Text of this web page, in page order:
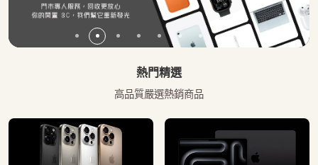
熱門精選
高品質嚴選熱銷商品